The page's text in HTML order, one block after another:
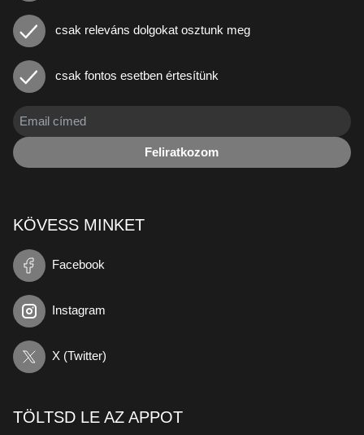
csak releváns dolgokat osztunk meg
csak fontos esetben értesítünk
Feliratkozom
KÖVESS MINKET
Facebook
Instagram
X (Twitter)
TÖLTSD LE AZ APPOT